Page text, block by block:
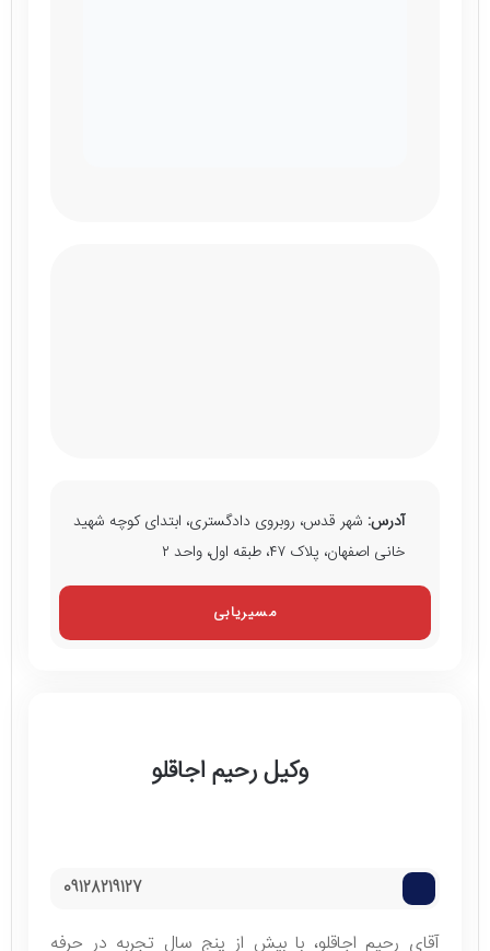
آدرس: شهر قدس، روبروی دادگستری، ابتدای کوچه شهید
خانی اصفهان، پلاک ۴۷، طبقه اول، واحد ۲
مسیریابی
وکیل رحیم اجاقلو
09128219127
آقای رحیم اجاقلو، با بیش از پنج سال تجربه در حرفه